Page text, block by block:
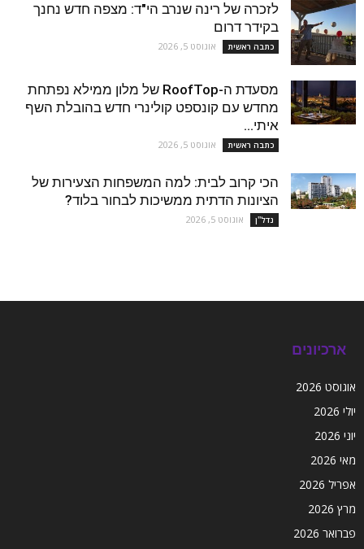
לזכרה של רינה שנרב הי"ד: מצפה חדש נחנך
בקידר דרום
כתבה ראשית אוגוסט 5, 2026
מסעדת ה-RoofTop של מלון ממילא נפתחת
מחדש עם קונספט קולינרי חדש בהובלת השף
איתי...
כתבה ראשית אוגוסט 5, 2026
הכי קרוב לבית: למה המשפחות הצעירות של
הציונות הדתית ממשיכות לבחור בלוד?
נדל''ן אוגוסט 5, 2026
ארכיונים
אוגוסט 2026
יולי 2026
יוני 2026
מאי 2026
אפריל 2026
מרץ 2026
פברואר 2026